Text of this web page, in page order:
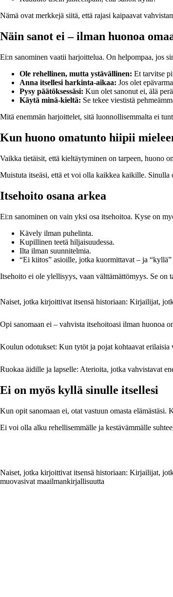
Nämä ovat merkkejä siitä, että rajasi kaipaavat
Näin sanot ei – ilman huonoa
Ei:n sanominen vaatii harjoittelua. On helpompaa, jos
Ole rehellinen, mutta ystävällinen: Et tarvitse
Anna itsellesi harkinta-aikaa: Jos olet
Pysy päätöksessäsi: Kun olet sanonut ei, älä
Käytä minä-kieltä: Se tekee viestistä
Mitä enemmän harjoittelet, sitä luonnollisemmalta ei
Kun huono omatunto hiipii
Vaikka tietäisit, että kieltäytyminen on tarpeen, huono
Muistuta itseäsi, että et voi olla kaikkea kaikille. Sinulla
Itsehoito osana arkea
Ei:n sanominen on vain yksi osa itsehoitoa. Kyse on
Kävely ilman puhelinta.
Kupillinen teetä hiljaisuudessa.
Ilta ilman suunnitelmia.
“Ei kiitos” asioille, jotka kuormittavat – ja
Itsehoito ei ole ylellisyys, vaan välttämättömyys. Se on
Naiset, jotka kirjoittivat itsensä historiaan: Kirjailijat,
Opi sanomaan ei – vahvista itsehoitoasi ilman huonoa
Koulun odotukset: Kun tytöt ja pojat kohtaavat erilaisia
Ruokaa äidille ja lapselle: Aterioita, jotka vahvistavat
Ei on myös kyllä sinulle itsellesi
Kun opit sanomaan ei, otat vastuun omasta
Ei voi olla alku rehellisemmälle ja kestävämmälle
Naiset, jotka kirjoittivat itsensä historiaan: Kirjailijat,
muovasivat maailmankirjallisuutta